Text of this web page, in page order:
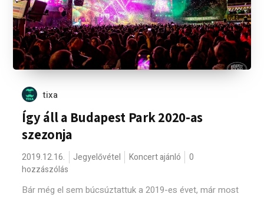
tixa
Így áll a Budapest Park 2020-as
szezonja
2019.12.16. Jegyelővétel Koncert ajánló
0
hozzászólás
Bár még el sem búcsúztattuk a 2019-es évet, már most